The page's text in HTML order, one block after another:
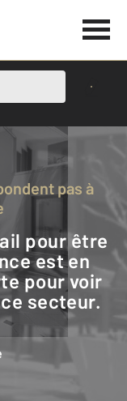
est en
pour voir
secteur.